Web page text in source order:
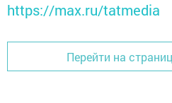
https://max.ru/tatmedia
Перейти на